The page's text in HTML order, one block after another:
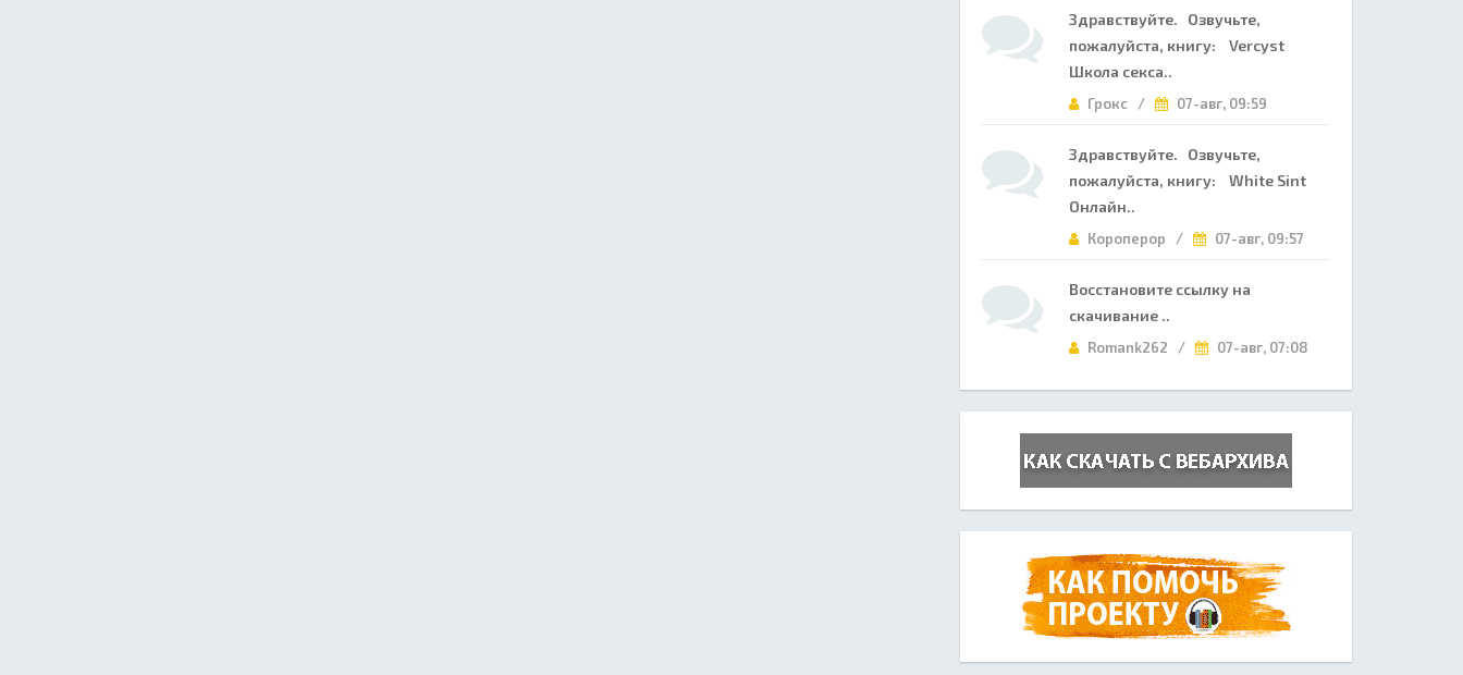
Здравствуйте. Озвучьте,
пожалуйста, книгу: Vercyst
Школа секса..
Грокс / 07-авг, 09:59
Здравствуйте. Озвучьте,
пожалуйста, книгу: White Sint
Онлайн..
Короперор / 07-авг, 09:57
Восстановите ссылку на
скачивание ..
Romank262 / 07-авг, 07:08